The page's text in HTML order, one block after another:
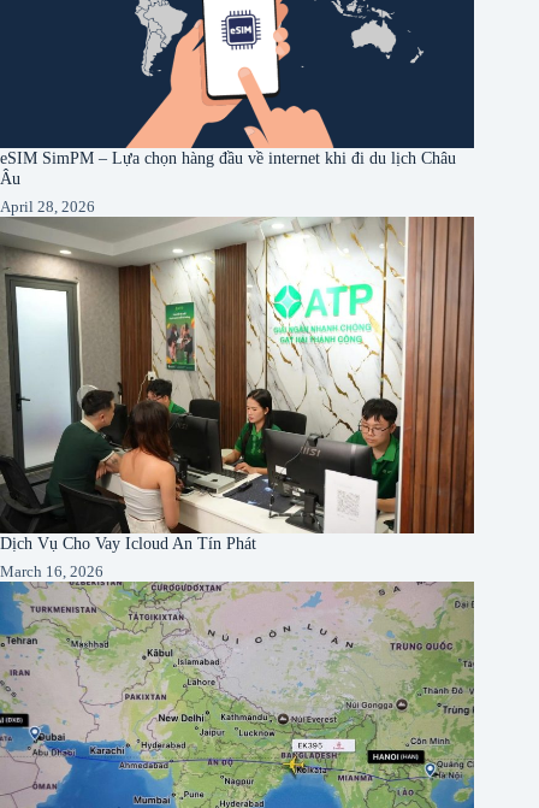
eSIM SimPM – Lựa chọn hàng đầu về internet khi đi du lịch Châu
Âu
April 28, 2026
Dịch Vụ Cho Vay Icloud An Tín Phát
March 16, 2026